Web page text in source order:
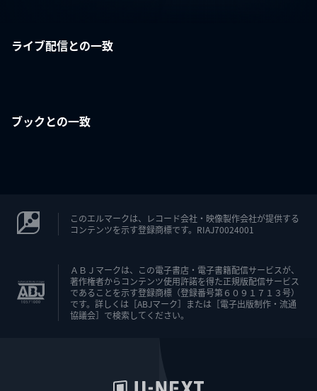
ライブ配信との一致
ブックとの一致
このエルマークは、レコード会社・映像製作会社が提供する
コンテンツを示す登録商標です。RIAJ70024001
ＡＢＪマークは、この電子書店・電子書籍配信サービスが、
著作権者からコンテンツ使用許諾を得た正規版配信サービス
であることを示す登録商標（登録番号第６０９１７１３号）
です。詳しくは［ABJマーク］または［電子出版制作・流通
協議会］で検索してください。